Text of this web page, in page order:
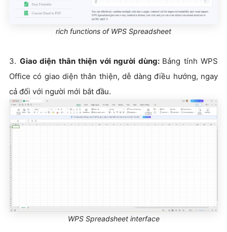
rich functions of WPS Spreadsheet
3. Giao diện thân thiện với người dùng: Bảng tính WPS
Office có giao diện thân thiện, dễ dàng điều hướng, ngay
cả đối với người mới bắt đầu.
WPS Spreadsheet interface